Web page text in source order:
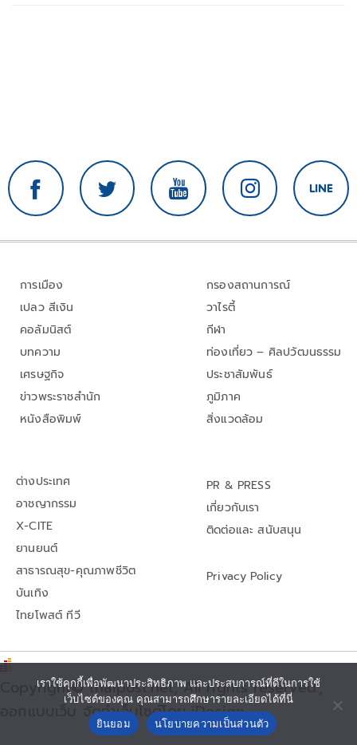
การเมือง
เปลว สีเงิน
คอลัมนิสต์
บทความ
เศรษฐกิจ
ข่าวพระราชสำนัก
หนังสือพิมพ์
กรองสถานการณ์
วาไรตี้
กีฬา
ท่องเที่ยว – ศิลปวัฒนธรรม
ประชาสัมพันธ์
ภูมิภาค
สิ่งแวดล้อม
ต่างประเทศ
อาชญากรรม
X-CITE
ยานยนต์
สาธารณสุข-คุณภาพชีวิต
บันเทิง
ไทยโพสต์ ทีวี
PR & PRESS
เกี่ยวกับเรา
ติดต่อและ สนับสนุน
Privacy Policy
Copyright© thaipost.net, All rights reserved.,
ออกแบบเว็บ จัดทำเว็บไซต์โดย iDesign
เราใช้คุกกี้เพื่อพัฒนาประสิทธิภาพ และประสบการณ์ที่ดีในการใช้
เว็บไซต์ของคุณ คุณสามารถศึกษารายละเอียดได้ที่นี่
ยินยอม
นโยบายความเป็นส่วนตัว